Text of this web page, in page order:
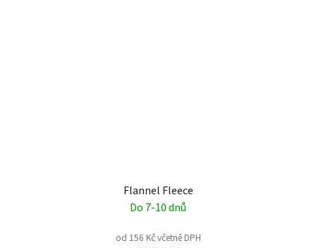
Flannel Fleece
Do 7-10 dnů
od 156 Kč včetně DPH